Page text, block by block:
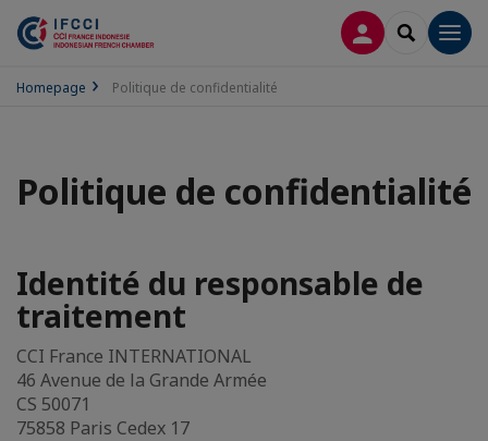
LOG INSEARCH
Homepage Politique de confidentialité
Politique de confidentialité
Identité du responsable de
traitement
CCI France INTERNATIONAL
46 Avenue de la Grande Armée
CS 50071
75858 Paris Cedex 17